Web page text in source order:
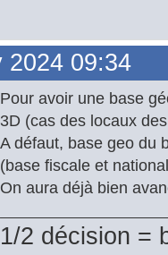
2024 09:34
Pour avoir une base
3D (cas des locaux
A défaut, base geo du
(base fiscale et
On aura déjà bien
1/2 décision =